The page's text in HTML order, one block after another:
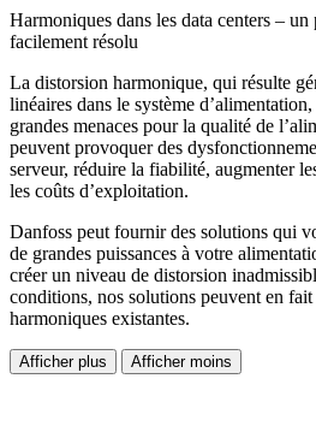
Harmoniques dans les data centers –
facilement résolu
La distorsion harmonique, qui résulte
linéaires dans le système
grandes menaces pour la qualité de
peuvent provoquer des
serveur, réduire la fiabilité, augmenter
les coûts d’exploitation.
Danfoss peut fournir des solutions qui
de grandes puissances à votre
créer un niveau de distorsion
conditions, nos solutions peuvent en
harmoniques existantes.
Afficher plus Afficher moins